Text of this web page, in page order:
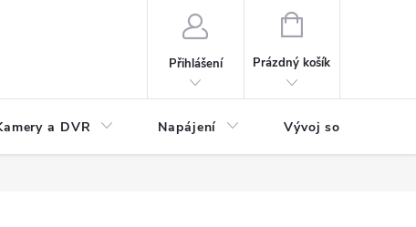
Přihlášení
NÁKUPNÍ
Prázdný košík
a DVR Napájení Vývoj software